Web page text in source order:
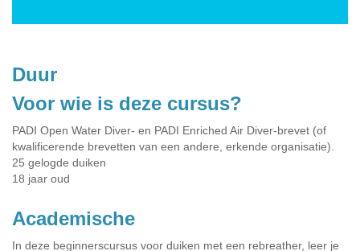
Duur
Voor wie is deze cursus?
PADI Open Water Diver- en PADI Enriched Air Diver-brevet (of
kwalificerende brevetten van een andere, erkende organisatie).
25 gelogde duiken
18 jaar oud
Academische
In deze beginnerscursus voor duiken met een rebreather, leer je